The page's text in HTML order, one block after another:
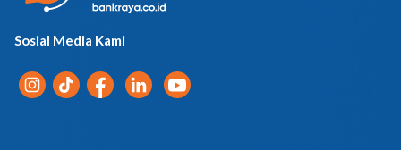
Sosial Media Kami